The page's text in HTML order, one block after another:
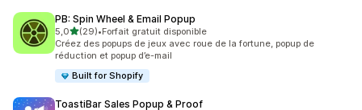
PB: Spin Wheel & Email Popup
5,0étoile(s) sur 5
(29)
29 avis au total
•Forfait gratuit disponible
Créez des popups de jeux avec roue de la fortune, popup de
réduction et popup d’e-mail
Built for Shopify
ToastiBar Sales Popup & Proof